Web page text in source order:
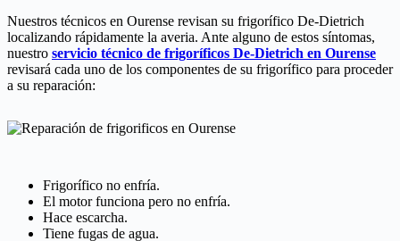
Nuestros técnicos en Ourense revisan su frigorífico De-Dietrich
localizando rápidamente la averia. Ante alguno de estos síntomas,
nuestro servicio técnico de frigoríficos De-Dietrich en Ourense
revisará cada uno de los componentes de su frigorífico para proceder
a su reparación:
Frigorífico no enfría.
El motor funciona pero no enfría.
Hace escarcha.
Tiene fugas de agua.